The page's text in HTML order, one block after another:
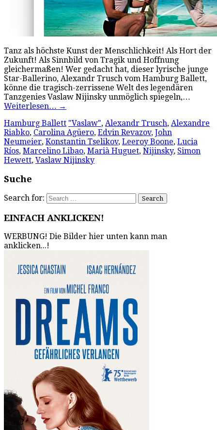
Tanz als höchste Kunst der Menschlichkeit! Als Hort der
Zukunft! Als Sinnbild von Tragik und Hoffnung
gleichermaßen! Wer gedacht hat, dieser lyrische junge
Star-Ballerino, Alexandr Trusch vom Hamburg Ballett,
könne die tragisch-zerrissene Welt des legendären
Tanzgenies Vaslaw Nijinsky unmöglich spiegeln,…
Weiterlesen… →
Hamburg Ballett "Vaslaw", Alexandr Trusch, Alexandre
Riabko, Carolina Agüero, Edvin Revazov, John
Neumeier, Konstantin Tselikov, Leeroy Boone, Lucia
Ríos, Marcelino Libao, Marià Huguet, Nijinsky, Simon
Hewett, Vaslaw Nijinsky
Suche
Search for:
EINFACH ANKLICKEN!
WERBUNG! Die Bilder hier unten kann man
anklicken...!